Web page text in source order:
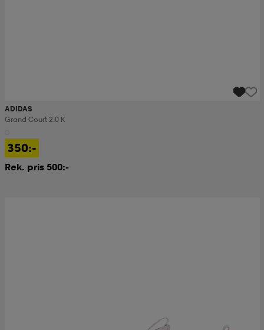
ADIDAS
Grand Court 2.0 K
350:-
Rek. pris 500:-